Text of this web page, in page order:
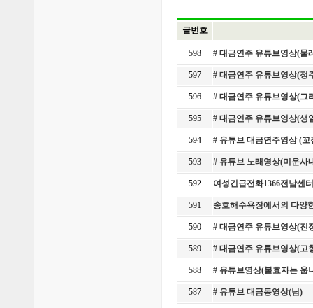
글번호
598 # 대금연주 유튜브영상(
597 # 대금연주 유튜브영상(
596 # 대금연주 유튜브영상(
595 # 대금연주 유튜브영상(
594 # 유튜브 대금연주영상 (
593 # 유튜브 노래영상(미운
592 여성긴급전화1366전남센
591 송호해수욕장에서의 다
590 # 대금연주 유튜브영상(
589 # 대금연주 유튜브영상(
588 # 유튜브영상(불효자는
587 # 유튜브 대금동영상(님)